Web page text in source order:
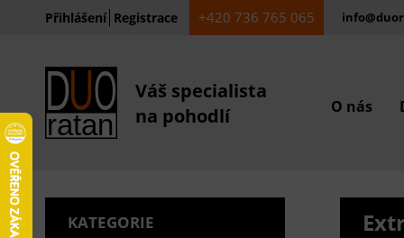
Přihlášení Registrace +420 736 765 065
Váš specialista
na pohodlí
O nás
KATEGORIE